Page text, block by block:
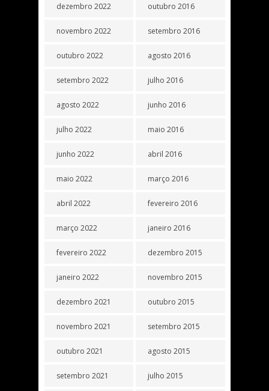
dezembro 2022
novembro 2022
outubro 2022
setembro 2022
agosto 2022
julho 2022
junho 2022
maio 2022
abril 2022
março 2022
fevereiro 2022
janeiro 2022
dezembro 2021
novembro 2021
outubro 2021
setembro 2021
outubro 2016
setembro 2016
agosto 2016
julho 2016
junho 2016
maio 2016
abril 2016
março 2016
fevereiro 2016
janeiro 2016
dezembro 2015
novembro 2015
outubro 2015
setembro 2015
agosto 2015
julho 2015